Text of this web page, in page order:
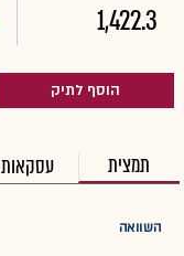
1,422.3
הוסף לתיק
תמצית עסקאות
השוואה